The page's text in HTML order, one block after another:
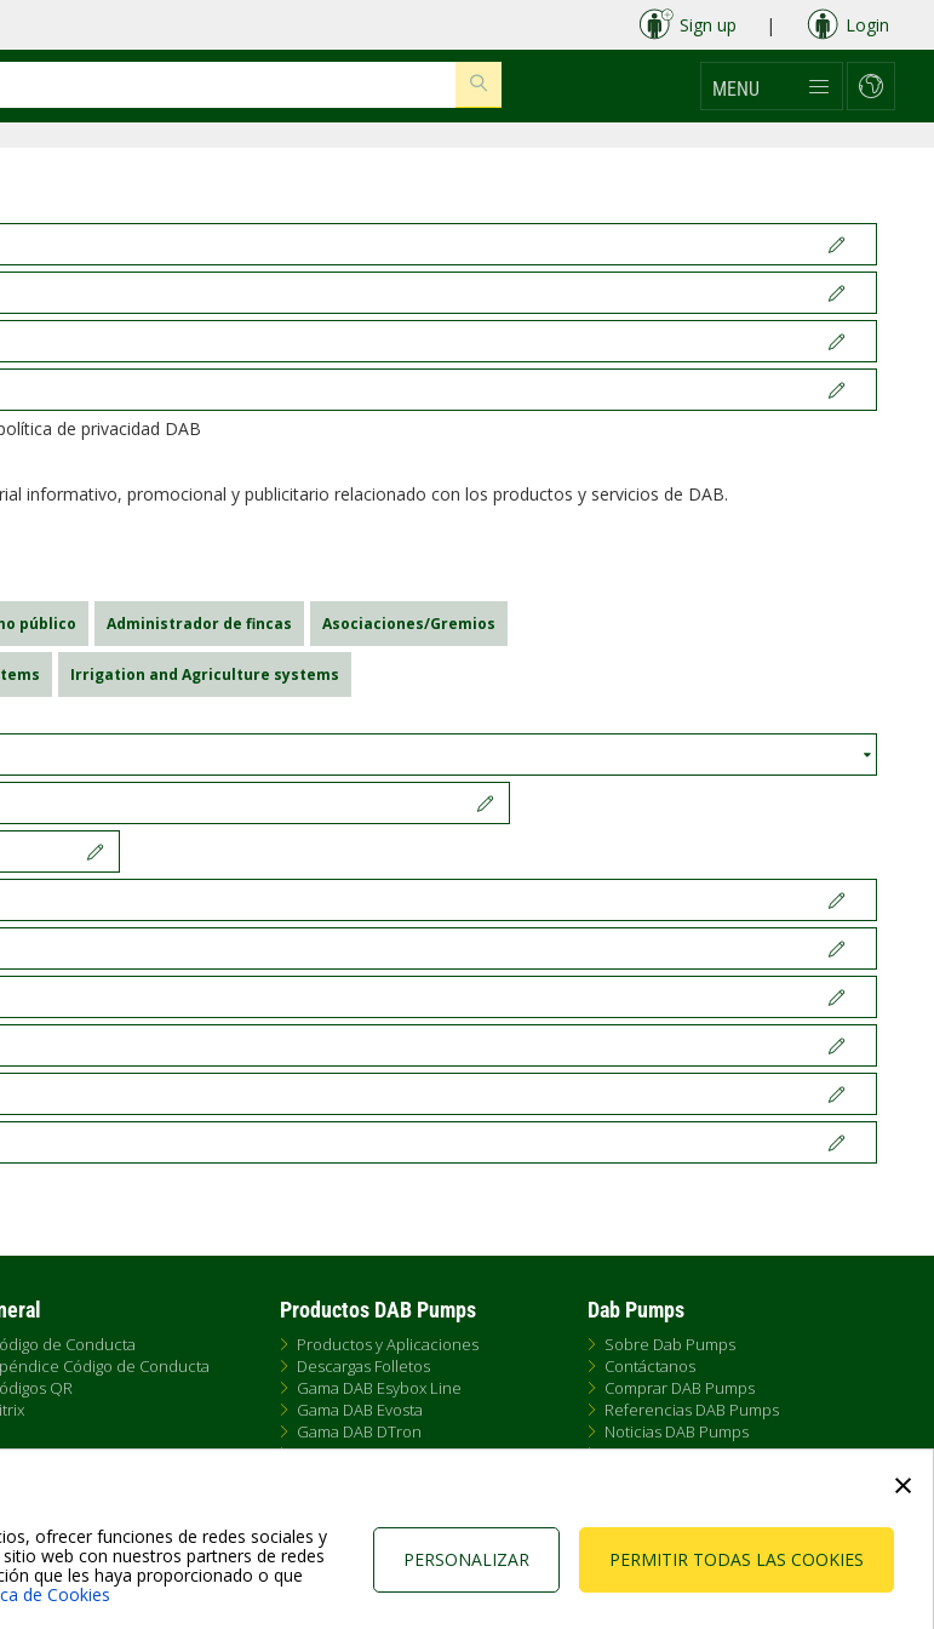
×
ofrecer funciones de redes sociales y
web con nuestros partners de redes
que les haya proporcionado o que
de Cookies
PERMITIR TODAS LAS COOKIES
PERSONALIZAR
Sign up | Login
MENU
de privacidad DAB
informativo, promocional y publicitario relacionado con los productos y servicios de DAB.
público Administrador de fincas Asociaciones/Gremios
Irrigation and Agriculture systems
de Conducta
Código de Conducta
QR
Productos DAB Pumps
Productos y Aplicaciones
Descargas Folletos
Gama DAB Esybox Line
Gama DAB Evosta
Gama DAB DTron
Gama DAB FX
Dab Pumps
Sobre Dab Pumps
Contáctanos
Comprar DAB Pumps
Referencias DAB Pumps
Noticias DAB Pumps
FAQs - Preguntas Frecuentes